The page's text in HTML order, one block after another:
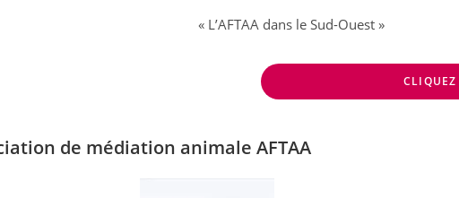
« L’AFTAA dans le Sud-Ouest »
de médiation animale AFTAA